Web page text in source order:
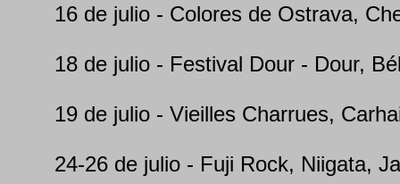
16 de julio - Colores de Ostrava,
18 de julio - Festival Dour - Dour,
19 de julio - Vieilles Charrues,
24-26 de julio - Fuji Rock, Niigata,